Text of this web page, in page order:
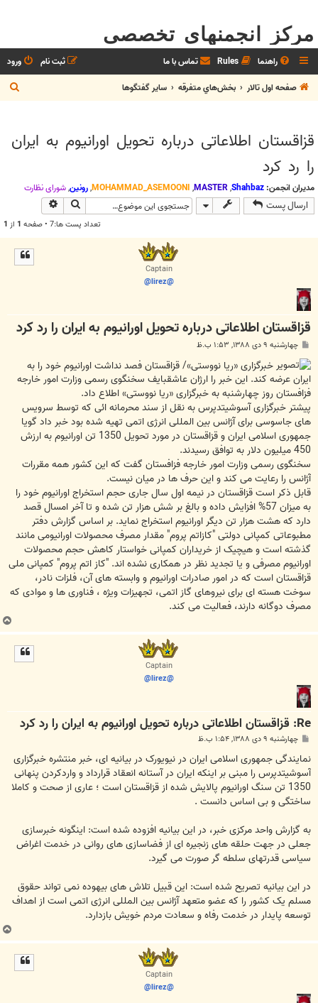
مرکز انجمنهای تخصصی
راهنما Rules تماس با ما ورود
ثبت نام
صفحه اول تالار
بخش‌‌هاي متفرقه ساير گفتگوها
س
قزاقستان اطلاعاتی درباره تحویل اورانیوم به ایران
را رد کرد
مدیران انجمن: Shahbaz
,
MASTER
,
MOHAMMAD_ASEMOONI
,رونین,شوراي نظارت
ارسال پست جستجو
تعداد پست ها:7 • صفحه 1 از 1
Captain
@lirez@
قزاقستان اطلاعاتی درباره تحویل اورانیوم به ایران را رد کرد
س
ت
چهارشنبه ۹ دی ۱۳۸۸, ۱:۵۳ ب.ظ
خبرگزاری «ریا نووستی»/ قزاقستان فصد نداشت اورانیوم خود را به
ایران عرضه کند. این خبر را ارژان عاشقبایف سخنگوی رسمی وزارت امور خارجه
فزافستان روز چهارشنبه به خبرگزاری «ریا نووستی» اطلاع داد.
پیشتر خبرگزاری آسوشیتدپرس به نقل از سند محرمانه ائی که توسط سرویس
های جاسوسی برای آژانس بین المللی انرژی اتمی تهیه شده بود خبر داد گویا
جمهوری اسلامی ایران و قزاقستان در مورد تحویل 1350 تن اورانیوم به ارزش
450 میلیون دلار به توافق رسیدند.
سخنگوی رسمی وزارت امور خارجه فزافستان گفت که این کشور همه مقررات
آژانس را رعایت می کند و این حرف ها در میان نیست.
قابل ذکر است قزاقستان در نیمه اول سال جاری حجم استخراج اورانیوم خود را
به میزان 57% افزایش داده و بالغ بر شش هزار تن شده و تا آخر امسال قصد
دارد که هشت هزار تن دیگر اورانیوم استخراج نماید. بر اساس گزارش دفتر
مطبوعاتی کمپانی دولتی "کازاتم پروم" مقدار مصرف محصولات اورانیومی مانند
گذشته است و هیچیک از خریداران کمپانی خواستار کاهش حجم محصولات
اورانیوم مصرفی و یا تجدید نظر در همکاری نشده اند. "کاز اتم پروم" کمپانی ملی
قزاقستان است که در امور صادرات اورانیوم و وابسته های آن، فلزات نادر،
سوخت هسته ای برای نیروهای گاز اتمی، تجهیزات ویژه ، فناوری ها و موادی که
مصرف دوگانه دارند، فعالیت می کند.
Captain
@lirez@
Re: قزاقستان اطلاعاتی درباره تحویل اورانیوم به ایران را رد کرد
س
ت
چهارشنبه ۹ دی ۱۳۸۸, ۱:۵۴ ب.ظ
نمایندگی جمهوری اسلامی ایران در نیویورک در بیانیه ای، خبر منتشره خبرگزاری
آسوشیتدپرس را مبنی بر اینکه ایران در آستانه انعقاد قرارداد و واردکردن پنهانی
1350 تن سنگ اورانیوم پالایش شده از قزاقستان است ؛ عاری از صحت و کاملا
ساختگی و بی اساس دانست .
به گزارش واحد مرکزی خبر، در این بیانیه افزوده شده است: اینگونه خبرسازی
جعلی در جهت حلقه های زنجیره ای از فضاسازی های روانی در خدمت اغراض
سیاسی قدرتهای سلطه گر صورت می گیرد.
در این بیانیه تصریح شده است: این قبیل تلاش های بیهوده نمی تواند حقوق
مسلم یک کشور را که عضو متعهد آژانس بین المللی انرژی اتمی است از اهداف
توسعه پایدار در خدمت رفاه و سعادت مردم خویش بازدارد.
Captain
@lirez@